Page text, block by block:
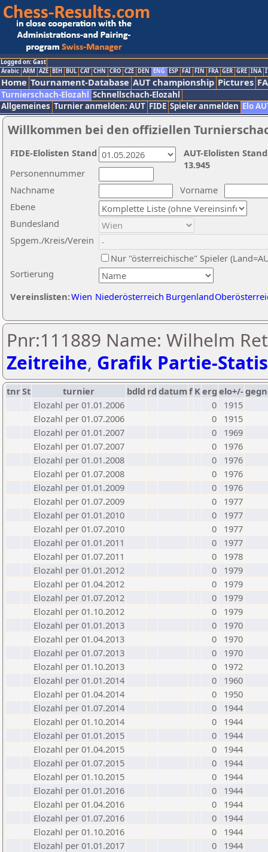
Logged on: Gast
Arabic ARM AZE BIH BUL CAT CHN CRO CZE DEN ENG ESP FAI FIN FRA GER GRE INA
Home Tournament-Database AUT championship Pictures
Turnierschach-Elozahl Schnellschach-Elozahl
Allgemeines Turnier anmelden: AUT FIDE Spieler anmelden Elo
Willkommen bei den offiziellen
Nachname
Vorname
Ebene
Sortierung
Personennummer
Bundesland
Spgem./Kreis/Verein
Nur "österreichische" Spieler
Vereinslisten:Wien Niederösterreich Burgenland
AUT-Elolisten
13.945
FIDE-Elolisten Stand
Pnr:111889 Name: Wilhelm
Zeitreihe, Grafik Partie-
tnrSt turnier bdld rd datumf Kerg elo+/-
Elozahl per 01.01.2006
0
1915
Elozahl per 01.07.2006
0
1915
Elozahl per 01.01.2007
0
1969
Elozahl per 01.07.2007
0
1976
Elozahl per 01.01.2008
0
1976
Elozahl per 01.07.2008
0
1976
Elozahl per 01.01.2009
0
1976
Elozahl per 01.07.2009
0
1977
Elozahl per 01.01.2010
0
1977
Elozahl per 01.07.2010
0
1977
Elozahl per 01.01.2011
0
1977
Elozahl per 01.07.2011
0
1978
Elozahl per 01.01.2012
0
1979
Elozahl per 01.04.2012
0
1979
Elozahl per 01.07.2012
0
1979
Elozahl per 01.10.2012
0
1979
Elozahl per 01.01.2013
0
1970
Elozahl per 01.04.2013
0
1970
Elozahl per 01.07.2013
0
1970
Elozahl per 01.10.2013
0
1972
Elozahl per 01.01.2014
0
1960
Elozahl per 01.04.2014
0
1950
Elozahl per 01.07.2014
0
1944
Elozahl per 01.10.2014
0
1944
Elozahl per 01.01.2015
0
1944
Elozahl per 01.04.2015
0
1944
Elozahl per 01.07.2015
0
1944
Elozahl per 01.10.2015
0
1944
Elozahl per 01.01.2016
0
1944
Elozahl per 01.04.2016
0
1944
Elozahl per 01.07.2016
0
1944
Elozahl per 01.10.2016
0
1944
Elozahl per 01.01.2017
0
1944